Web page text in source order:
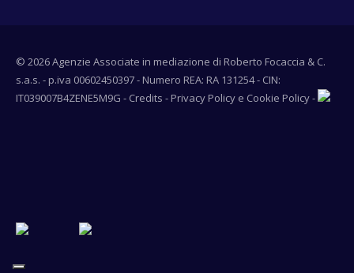
© 2026 Agenzie Associate in mediazione di Roberto Focaccia & C.
s.a.s. - p.iva 00602450397 - Numero REA: RA 131254 - CIN:
IT039007B4ZENE5M9G - Credits - Privacy Policy e Cookie Policy-